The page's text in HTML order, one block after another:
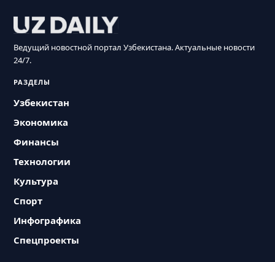
Ведущий новостной портал Узбекистана. Актуальные новости
24/7.
РАЗДЕЛЫ
Узбекистан
Экономика
Финансы
Технологии
Культура
Спорт
Инфографика
Спецпроекты